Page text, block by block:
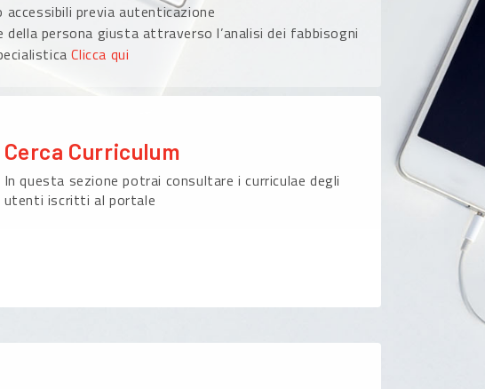
accessibili previa autenticazione
persona giusta attraverso l’analisi dei fabbisogni
Clicca qui
Cerca Curriculum
In questa sezione potrai consultare i curriculae degli
utenti iscritti al portale